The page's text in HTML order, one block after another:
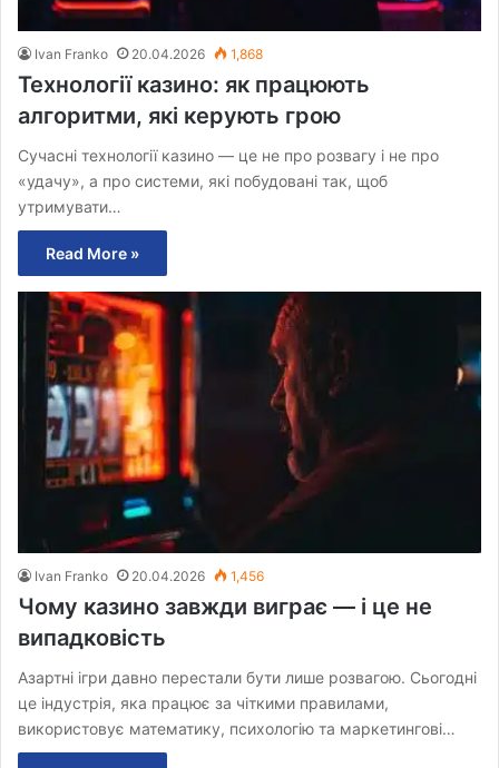
Ivan Franko 20.04.2026 1,868
Технології казино: як працюють
алгоритми, які керують грою
Сучасні технології казино — це не про розвагу і не про
«удачу», а про системи, які побудовані так, щоб
утримувати…
Read More »
Ivan Franko 20.04.2026 1,456
Чому казино завжди виграє — і це не
випадковість
Азартні ігри давно перестали бути лише розвагою. Сьогодні
це індустрія, яка працює за чіткими правилами,
використовує математику, психологію та маркетингові…